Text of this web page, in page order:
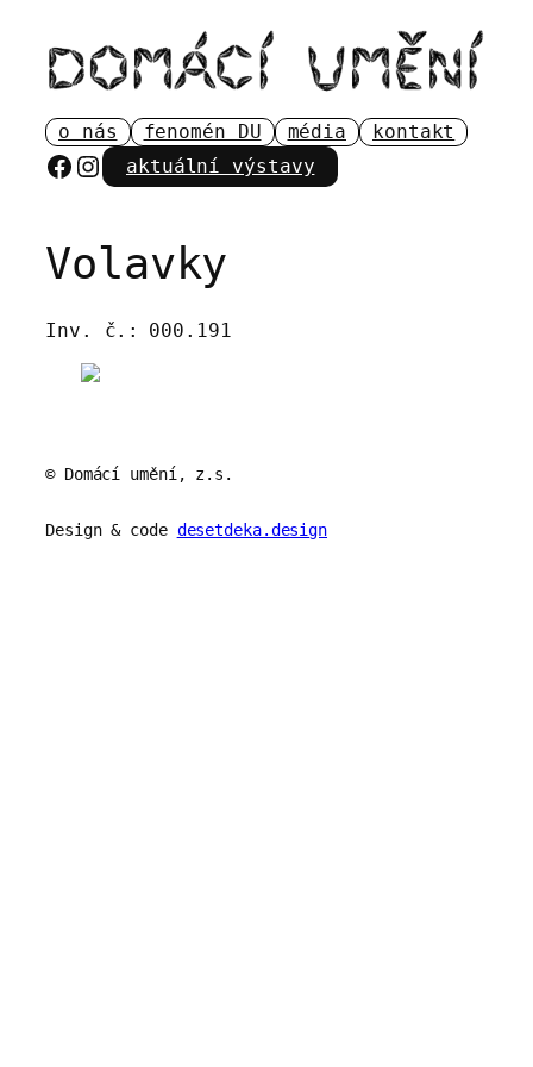
obsah
o nás fenomén DU média kontakt
Facebook
Instagram
aktuální výstavy
Volavky
Inv. č.: 000.191
© Domácí umění, z.s.
Design & code desetdeka.design